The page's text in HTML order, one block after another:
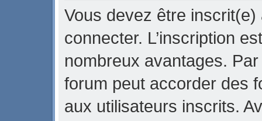
Vous devez être
connecter. L’inscription
nombreux avantages.
forum peut accorder des
aux utilisateurs inscrits.